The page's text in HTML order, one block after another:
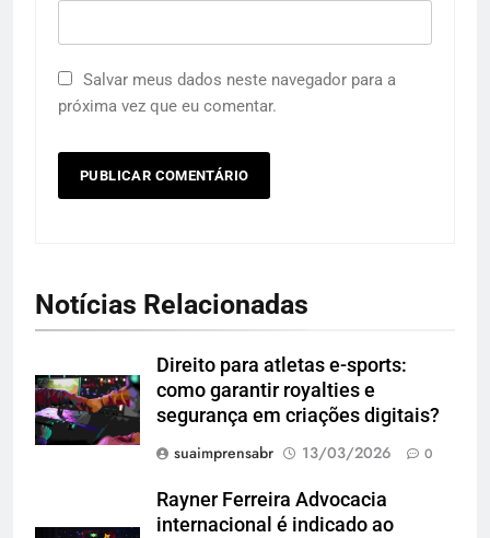
Salvar meus dados neste navegador para a
próxima vez que eu comentar.
Notícias Relacionadas
Direito para atletas e-sports:
como garantir royalties e
segurança em criações digitais?
suaimprensabr
13/03/2026 0
Rayner Ferreira Advocacia
internacional é indicado ao